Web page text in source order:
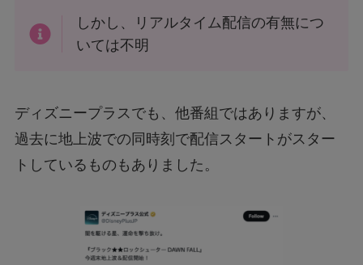
しかし、リアルタイム配信の有無につ
いては不明
ディズニープラスでも、他番組ではありますが、
過去に地上波での同時刻で配信スタートがスター
トしているものもありました。